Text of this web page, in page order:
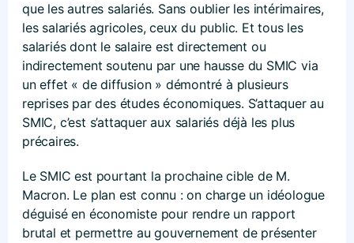
que les autres salariés. Sans oublier les intérimaires,
les salariés agricoles, ceux du public. Et tous les
salariés dont le salaire est directement ou
indirectement soutenu par une hausse du SMIC via
un effet « de diffusion » démontré à plusieurs
reprises par des études économiques. S’attaquer au
SMIC, c’est s’attaquer aux salariés déjà les plus
précaires.
Le SMIC est pourtant la prochaine cible de M.
Macron. Le plan est connu : on charge un idéologue
déguisé en économiste pour rendre un rapport
brutal et permettre au gouvernement de présenter